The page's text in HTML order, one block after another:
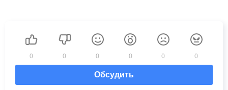
0 0 0 0 0 0
Обсудить